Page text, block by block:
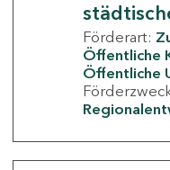
Förderart:
Öffentliche
Öffentliche